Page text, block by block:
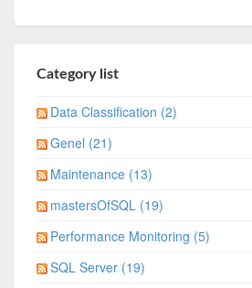
Category list
Data Classification (2)
Genel (21)
Maintenance (13)
mastersOfSQL (19)
Performance Monitoring (5)
SQL Server (19)